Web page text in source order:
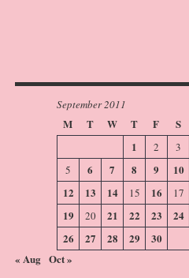
September 2011
M T W T F S
1
2 3
5 6 7 8 9 10
12
13 14 15 16 17
19
20 21 22 23 24
26 27 28 29
30
« Aug Oct »